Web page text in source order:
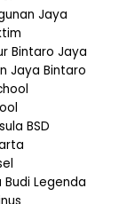
Jaya
Bintaro Jaya
Jaya Bintaro
BSD
Budi Legenda